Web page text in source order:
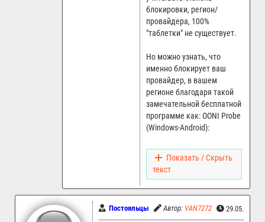
блокировки, регион/
провайдера, 100%
"таблетки" не существует.
Но можно узнать, что
именно блокирует ваш
провайдер, в вашем
регионе благодаря такой
замечательной бесплатной
программе как: OONI Probe
(Windows-Android):
Показать / Скрыть
текст
Постояльцы Автор: VAN7272 29.05.2026